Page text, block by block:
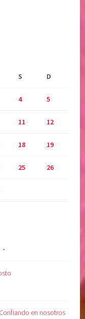
S D
4 5
11 12
18 19
25 26
en nosotros